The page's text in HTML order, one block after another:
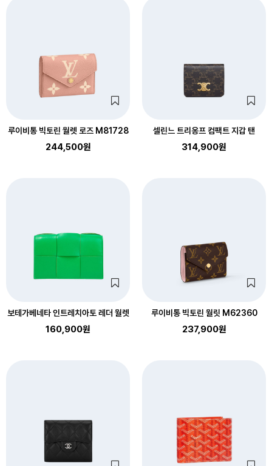
루이비통 빅토린 월렛 로즈 M81728
244,500원
셀린느 트리옹프 컴팩트 지갑 탠
314,900원
보테가베네타 인트레치아토 레더 월렛
160,900원
루이비통 빅토린 월릿 M62360
237,900원